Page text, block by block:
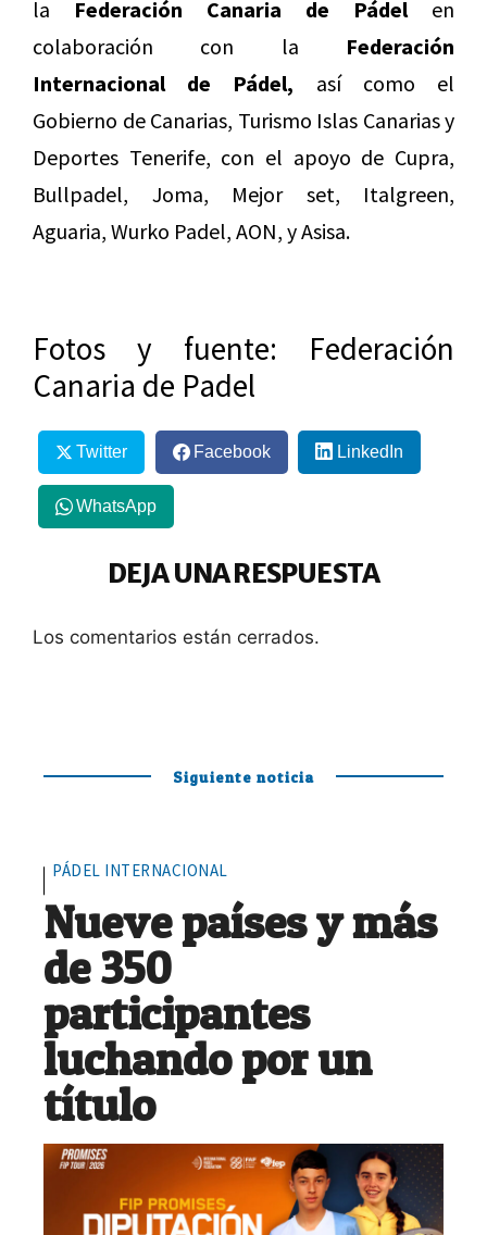
la Federación Canaria de Pádel en
colaboración con la Federación
Internacional de Pádel, así como el
Gobierno de Canarias, Turismo Islas Canarias y
Deportes Tenerife, con el apoyo de Cupra,
Bullpadel, Joma, Mejor set, Italgreen,
Aguaria, Wurko Padel, AON, y Asisa.
Fotos y fuente: Federación
Canaria de Padel
Twitter Facebook LinkedIn
WhatsApp
DEJA UNA RESPUESTA
Los comentarios están cerrados.
Siguiente noticia
PÁDEL INTERNACIONAL
Nueve países y más
de 350
participantes
luchando por un
título